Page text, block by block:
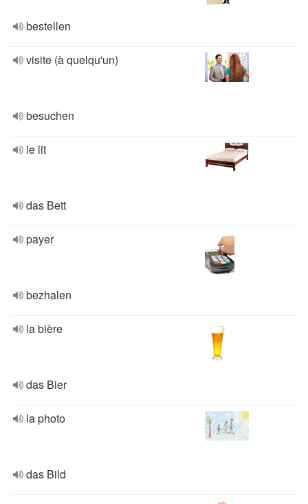
bestellen
visite (à quelqu'un)
besuchen
le lit
das Bett
payer
bezhalen
la bière
das Bier
la photo
das Bild